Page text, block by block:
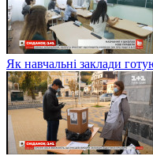
Як навчальні заклади